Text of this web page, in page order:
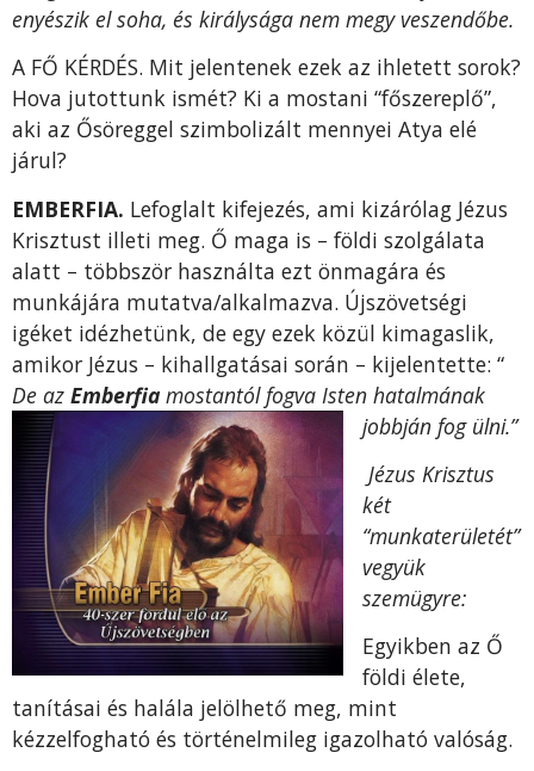
enyészik el soha, és királysága nem megy veszendőbe.
A FŐ KÉRDÉS. Mit jelentenek ezek az ihletett sorok?
Hova jutottunk ismét? Ki a mostani “főszereplő”,
aki az Ősöreggel szimbolizált mennyei Atya elé
járul?
EMBERFIA. Lefoglalt kifejezés, ami kizárólag Jézus
Krisztust illeti meg. Ő maga is – földi szolgálata
alatt – többször használta ezt önmagára és
munkájára mutatva/alkalmazva. Újszövetségi
igéket idézhetünk, de egy ezek közül kimagaslik,
amikor Jézus – kihallgatásai során – kijelentette: “
De az Emberfia mostantól fogva Isten hatalmának
jobbján fog ülni.”
Jézus Krisztus
két
“munkaterületét”
vegyük
szemügyre:
Egyikben az Ő
földi élete,
tanításai és halála jelölhető meg, mint
kézzelfogható és történelmileg igazolható valóság.